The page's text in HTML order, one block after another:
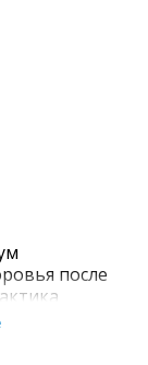
после